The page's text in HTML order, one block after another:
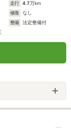
走行 4.7万km
修復
なし
整備
法定整備付